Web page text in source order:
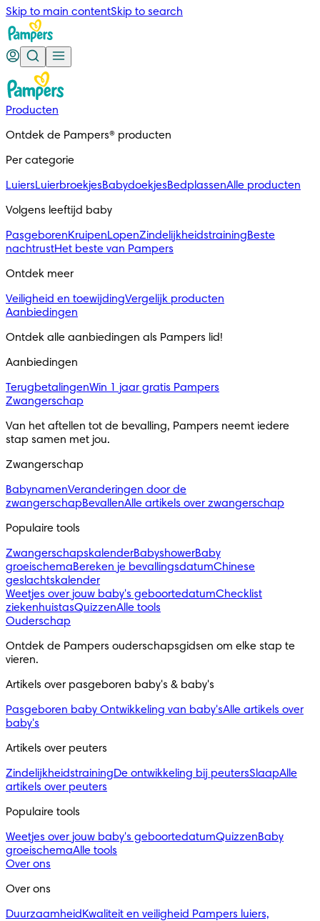
Skip to main contentSkip to search
Producten
Ontdek de Pampers® producten
Per categorie
LuiersLuierbroekjesBabydoekjesBedplassenAlle producten
Volgens leeftijd baby
PasgeborenKruipenLopenZindelijkheidstrainingBeste
nachtrustHet beste van Pampers
Ontdek meer
Veiligheid en toewijdingVergelijk producten
Aanbiedingen
Ontdek alle aanbiedingen als Pampers lid!
Aanbiedingen
TerugbetalingenWin 1 jaar gratis Pampers
Zwangerschap
Van het aftellen tot de bevalling, Pampers neemt iedere
stap samen met jou.
Zwangerschap
BabynamenVeranderingen door de
zwangerschapBevallenAlle artikels over zwangerschap
Populaire tools
ZwangerschapskalenderBabyshowerBaby
groeischemaBereken je bevallingsdatumChinese
geslachtskalender
Weetjes over jouw baby's geboortedatumChecklist
ziekenhuistasQuizzenAlle tools
Ouderschap
Ontdek de Pampers ouderschapsgidsen om elke stap te
vieren.
Artikels over pasgeboren baby's & baby's
Pasgeboren baby Ontwikkeling van baby'sAlle artikels over
baby's
Artikels over peuters
ZindelijkheidstrainingDe ontwikkeling bij peutersSlaapAlle
artikels over peuters
Populaire tools
Weetjes over jouw baby's geboortedatumQuizzenBaby
groeischemaAlle tools
Over ons
Over ons
Duurzaamheid Kwaliteit en veiligheid Pampers luiers,